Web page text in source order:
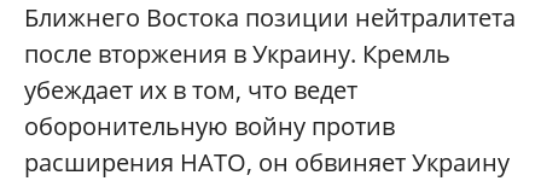
Ближнего Востока позиции нейтралитета
после вторжения в Украину. Кремль
убеждает их в том, что ведет
оборонительную войну против
расширения НАТО, он обвиняет Украину